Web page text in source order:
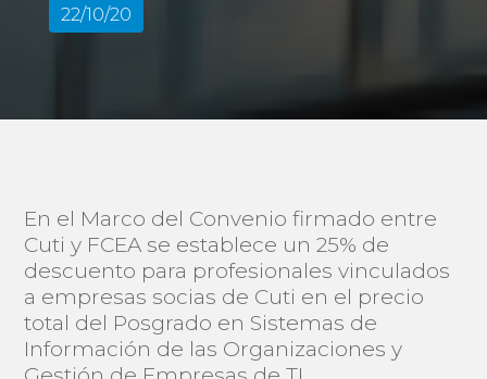
22/10/20
En el Marco del Convenio firmado entre
Cuti y FCEA se establece un 25% de
descuento para profesionales vinculados
a empresas socias de Cuti en el precio
total del Posgrado en Sistemas de
Información de las Organizaciones y